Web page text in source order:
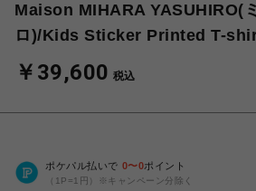
Maison MIHARA YASUHIRO(
ロ)/Kids Sticker Printed T-
￥39,600 税込
ポケパル払いで 0〜0ポイント
（1P=1円）※キャンペーン分除く